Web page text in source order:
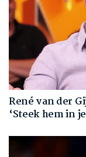
René van der
‘Steek hem in